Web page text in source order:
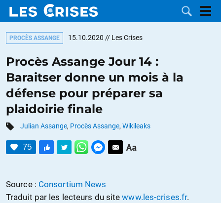
DOSSIERS
CATÉGORIES
CONTACTER
FAIRE UN
PROCÈS ASSANGE 15.10.2020 // Les Crises
Procès Assange Jour 14 :
Baraitser donne un mois à la
défense pour préparer sa
plaidoirie finale
Julian Assange, Procès Assange, Wikileaks
75
Source : Consortium News
Traduit par les lecteurs du sitewww.les-crises.fr.